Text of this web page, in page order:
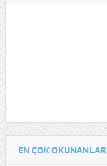
EN ÇOK OKUNANLAR